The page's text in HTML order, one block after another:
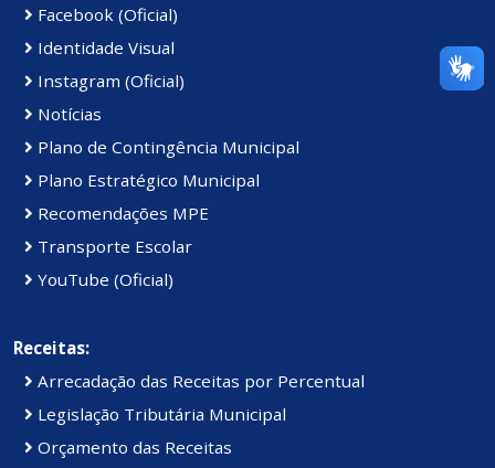
Facebook (Oficial)
Identidade Visual
Instagram (Oficial)
Notícias
Plano de Contingência Municipal
Plano Estratégico Municipal
Recomendações MPE
Transporte Escolar
YouTube (Oficial)
Receitas:
Arrecadação das Receitas por Percentual
Legislação Tributária Municipal
Orçamento das Receitas